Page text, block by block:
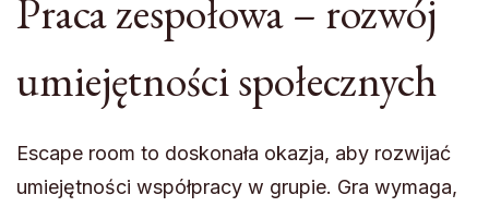
Praca zespołowa – rozwój
umiejętności społecznych
Escape room to doskonała okazja, aby rozwijać
umiejętności współpracy w grupie. Gra wymaga,